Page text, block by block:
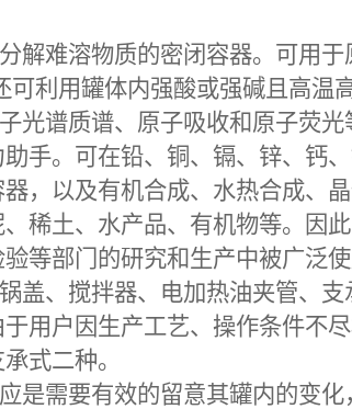
解难溶物质的密闭容器。可用
可利用罐体内强酸或强碱且高温
光谱质谱、原子吸收和原子荧
手。可在铅、铜、镉、锌、钙
，以及有机合成、水热合成、
稀土、水产品、有机物等。因
等部门的研究和生产中被广泛使
盖、搅拌器、电加热油夹管、
用户因生产工艺、操作条件不
式二种。
是需要有效的留意其罐内的变